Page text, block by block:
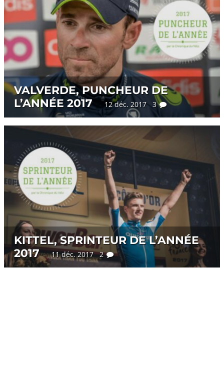
VALVERDE, PUNCHEUR DE
L’ANNÉE 2017
12 déc. 2017 3
KITTEL, SPRINTEUR DE L’ANNÉE
2017
11 déc. 2017 2